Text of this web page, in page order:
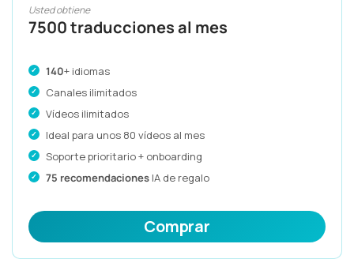
Usted obtiene
7500 traducciones al mes
140+ idiomas
Canales ilimitados
Vídeos ilimitados
Ideal para unos 80 vídeos al mes
Soporte prioritario + onboarding
75 recomendaciones IA de regalo
Comprar